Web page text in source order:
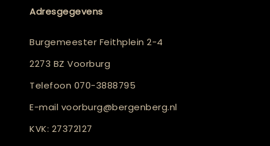
Adresgegevens
Burgemeester Feithplein 2-4
2273 BZ Voorburg
Telefoon 070-3888795
E-mail voorburg@bergenberg.nl
KVK: 27372127